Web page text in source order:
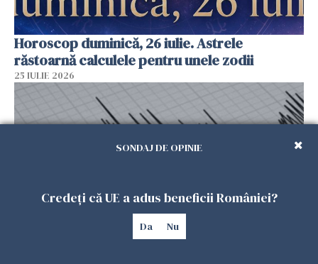
Horoscop duminică, 26 iulie. Astrele
răstoarnă calculele pentru unele zodii
25 IULIE 2026
SONDAJ DE OPINIE
Credeți că UE a adus beneficii României?
Da Nu